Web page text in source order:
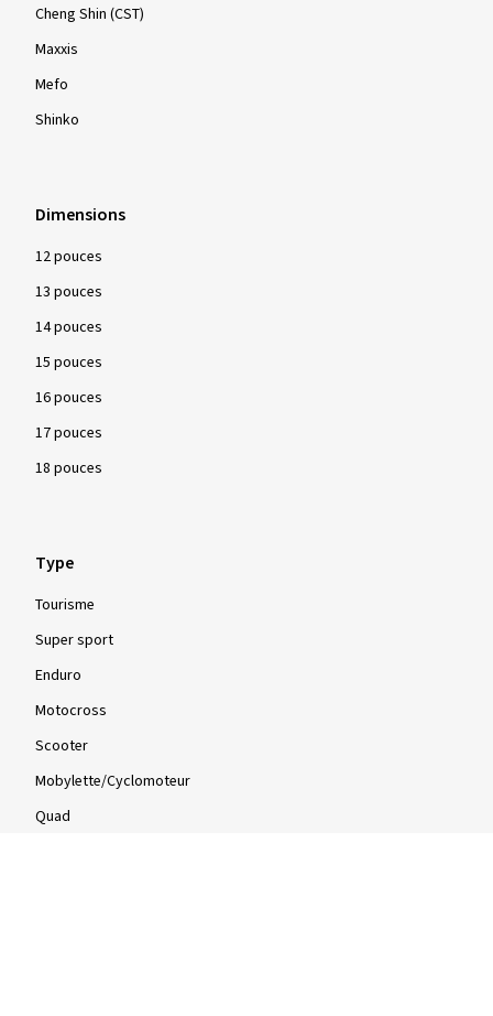
Cheng Shin (CST)
Maxxis
Mefo
Shinko
Dimensions
12 pouces
13 pouces
14 pouces
15 pouces
16 pouces
17 pouces
18 pouces
Type
Tourisme
Super sport
Enduro
Motocross
Scooter
Mobylette/Cyclomoteur
Quad